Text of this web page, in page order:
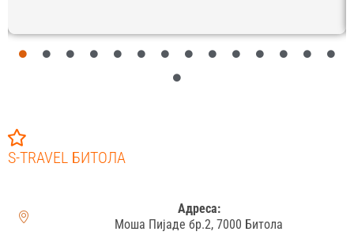
S-TRAVEL БИТОЛА
Адреса:
Моша Пијаде бр.2, 7000 Битола